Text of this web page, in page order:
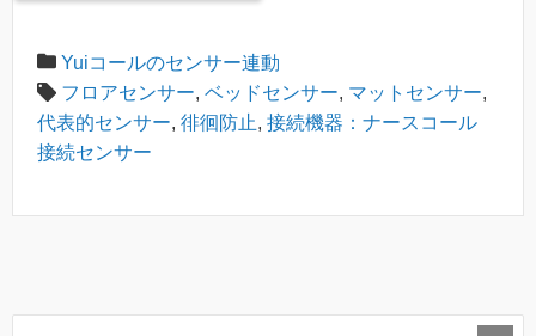
Yuiコールのセンサー連動
フロアセンサー, ベッドセンサー, マットセンサー,
代表的センサー, 徘徊防止, 接続機器：ナースコール
接続センサー